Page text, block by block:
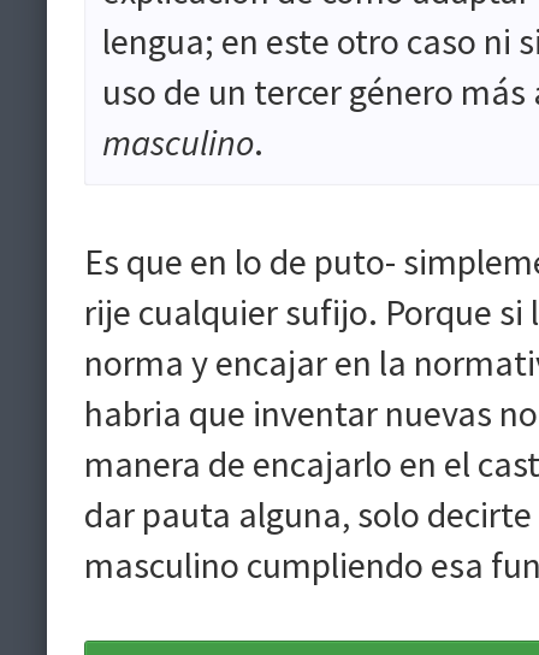
lengua; en este otro caso ni
uso de un tercer género
masculino.
Es que en lo de puto-
rije cualquier sufijo. Porque si
norma y encajar en la
habria que inventar nuevas
manera de encajarlo en el
dar pauta alguna, solo
masculino cumpliendo esa